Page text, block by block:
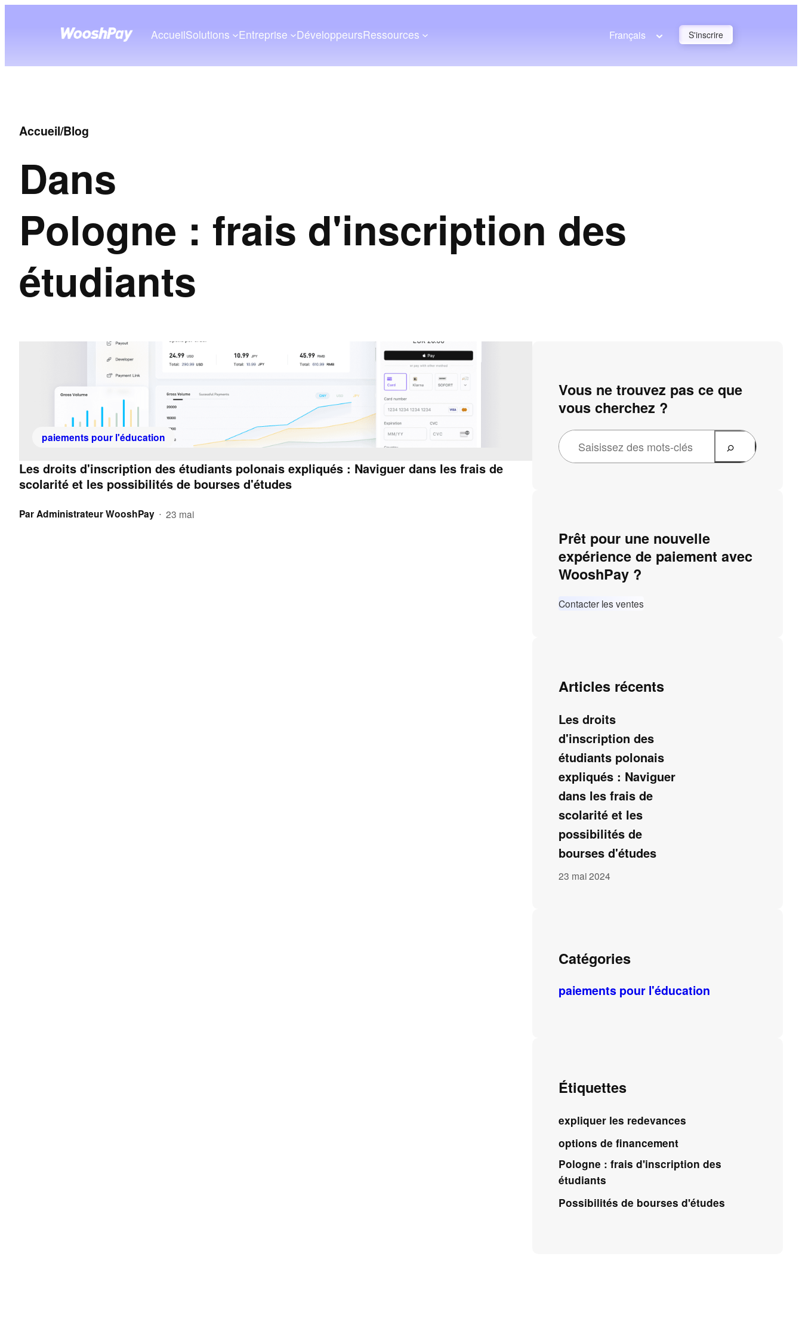
AccueilSolutions Entreprise DéveloppeursRessources Français S'inscrire
Accueil/Blog
Dans
Pologne : frais d'inscription des
étudiants
paiements pour l'éducation
Les droits d'inscription des étudiants polonais expliqués : Naviguer dans les frais de
scolarité et les possibilités de bourses d'études
ParAdministrateur WooshPay • 23 mai
Vous ne trouvez pas ce que
vous cherchez ?
Prêt pour une nouvelle
expérience de paiement avec
WooshPay ?
Contacter les ventes
Articles récents
Les droits
d'inscription des
étudiants polonais
expliqués : Naviguer
dans les frais de
scolarité et les
possibilités de
bourses d'études
23 mai 2024
Catégories
paiements pour l'éducation
Étiquettes
expliquer les redevances
options de financement
Pologne : frais d'inscription des
étudiants
Possibilités de bourses d'études